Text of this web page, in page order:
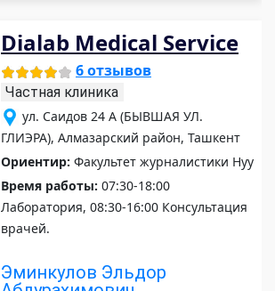
Dialab Medical Service
6 отзывов
Частная клиника
ул. Саидов 24 А (БЫВШАЯ УЛ.
ГЛИЭРА), Алмазарский район, Ташкент
Ориентир: Факультет журналистики Нуу
Время работы: 07:30-18:00
Лаборатория, 08:30-16:00 Консультация
врачей.
Эминкулов Эльдор